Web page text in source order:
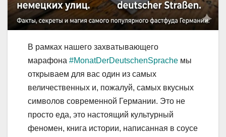
В рамках нашего захватывающего
марафона #MonatDerDeutschenSprache мы
открываем для вас один из самых
величественных и, пожалуй, самых вкусных
символов современной Германии. Это не
просто еда, это настоящий культурный
феномен, книга истории, написанная в соусе